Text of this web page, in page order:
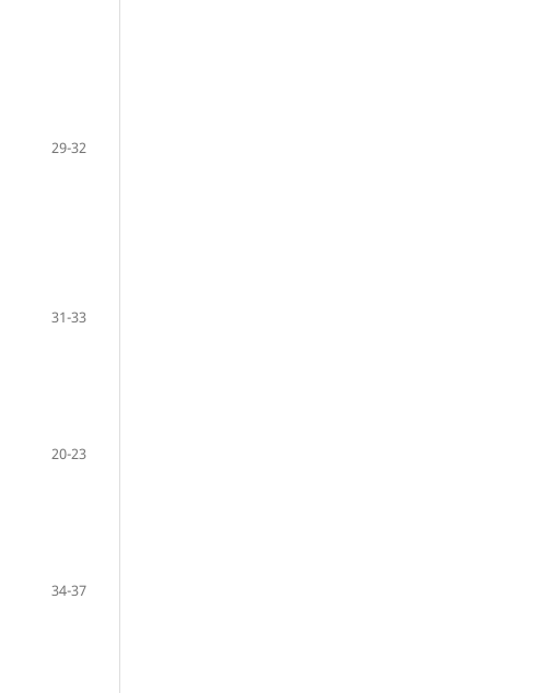
29-32
31-33
20-23
34-37